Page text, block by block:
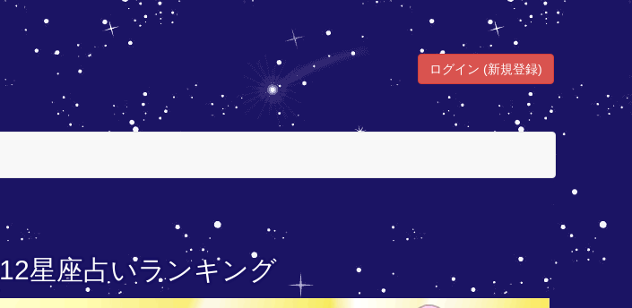
ログイン (新規登録)
12星座占いランキング